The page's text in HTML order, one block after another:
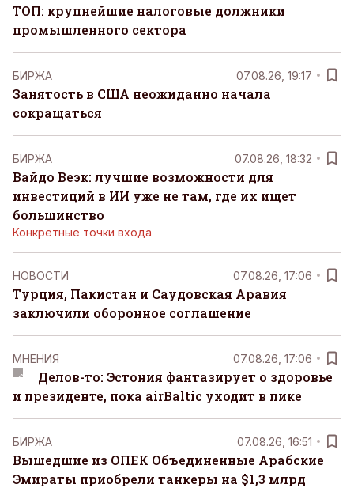
ТОП: крупнейшие налоговые должники
промышленного сектора
БИРЖА 07.08.26, 19:17
Занятость в США неожиданно начала
сокращаться
БИРЖА 07.08.26, 18:32
Вайдо Веэк: лучшие возможности для
инвестиций в ИИ уже не там, где их ищет
большинство
Конкретные точки входа
НОВОСТИ 07.08.26, 17:06
Турция, Пакистан и Саудовская Аравия
заключили оборонное соглашение
MНЕНИЯ 07.08.26, 17:06
Делов-то: Эстония фантазирует о здоровье
и президенте, пока airBaltic уходит в пике
БИРЖА 07.08.26, 16:51
Вышедшие из ОПЕК Объединенные Арабские
Эмираты приобрели танкеры на $1,3 млрд